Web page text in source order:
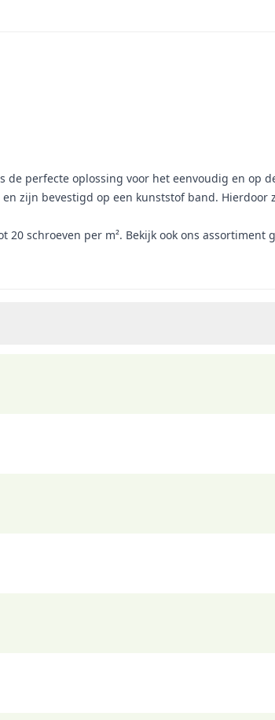
de perfecte oplossing voor het eenvoudig en
zijn bevestigd op een kunststof band.
schroeven per m². Bekijk ook ons assortiment